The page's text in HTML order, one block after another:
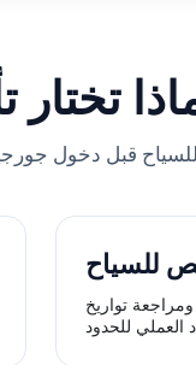
للسياح
تواريخ